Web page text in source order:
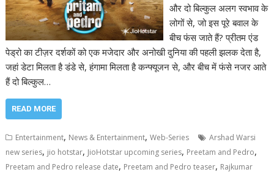
और दो बिल्कुल अलग स्वभाव के
लोगों से, जो इस पूरे बवाल के
बीच फंस जाते हैं? प्रीतम एंड
पेड्रो का टीज़र दर्शकों को एक मजेदार और अनोखी दुनिया की पहली झलक देता है,
जहां डेटा मिलता है डंडे से, हंगामा मिलता है कन्फ्यूजन से, और बीच में फंसे नजर आते
हैं दो बिल्कुल…
READ MORE
Entertainment, News & Entertainment,Web-Series
Arshad Warsi
new series, jio hotstar, JioHotstar upcoming series, Preetam and Pedro,
Preetam and Pedro release date, Preetam and Pedro teaser, Rajkumar